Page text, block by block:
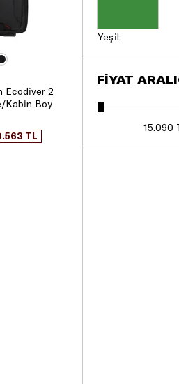
Yeşil
FIYAT
15.090
Ecodiver 2
Kabin Boy
TL